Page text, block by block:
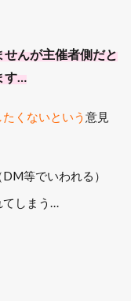
んが主催者側だと
す…
くないという 意見
等でいわれる）
てしまう…